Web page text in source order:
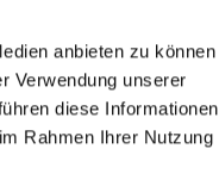
anbieten zu können
Verwendung unserer
diese Informationen
Rahmen Ihrer Nutzung